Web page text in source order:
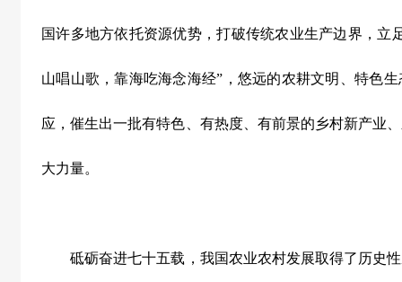
国许多地方依托资源优势，打破传统农业生产边界，立
山唱山歌，靠海吃海念海经”，悠远的农耕文明、特色
应，催生出一批有特色、有热度、有前景的乡村新产业
大力量。
砥砺奋进七十五载，我国农业农村发展取得了历史性